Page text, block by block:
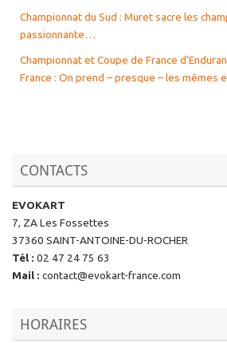
Championnat du Sud : Muret sacre les
passionnante…
Championnat et Coupe de France
France : On prend – presque – les mêmes
CONTACTS
EVOKART
7, ZA Les Fossettes
37360 SAINT-ANTOINE-DU-ROCHER
Tél : 02 47 24 75 63
Mail : contact@evokart-france.com
HORAIRES